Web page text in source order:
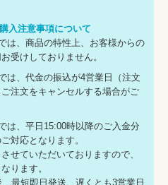
入注意事項について
は、商品の特性上、お客様からの
受けしておりません。
は、代金の振込が4営業日（注文
注文をキャンセルする場合がご
は、平日15:00時以降のご入金分
対応となります。
せていただいておりますので、
ります。
最短即日発送、遅くとも3営業日